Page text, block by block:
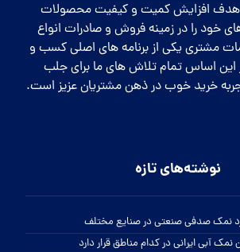
هدف افزایش کمیت و کیفیت محصولات
خود را در زمینه فروش و صادرات انواع
مشتری یکی از برنامه های اصلی کسب و
این اساس تمام تلاش های ما برای جلب
خرید خوب در ذهن مشتریان عزیز است.
نوشته‌های تازه
نمک صدفی صنعتی در صنایع مختلف
نمک آبی ایرانی در کدام مناطق قرار دارد